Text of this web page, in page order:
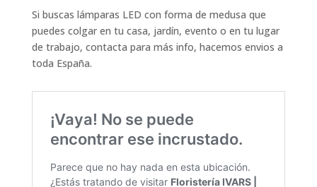
Si buscas lámparas LED con forma de medusa que
puedes colgar en tu casa, jardín, evento o en tu lugar
de trabajo, contacta para más info, hacemos envios a
toda España.